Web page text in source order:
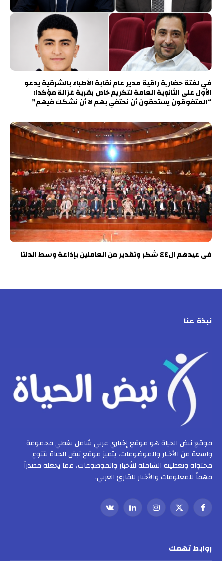
في لفتة حضارية راقية مدير عام نقابة الأطباء بالشرقية يدعو
الأول على الثانوية العامة لتكريم خاص بقرية غزالة مؤكدا:
“المتفوقون يستحقون أن نحتفي بهم لا أن نشكك فيهم”
فى عيدهم ال٤٤ شكر وتقدير من العاملين بإذاعة وسط الدلتا
نبذة عنا
موقع نبض الحياة هو موقع إخباري عربي شامل يغطي مجموعة
واسعة من الأخبار والموضوعات، يتميز موقع نبض الحياة بتنوع
محتواه وتغطيته الشاملة للأخبار والموضوعات، مما يجعله مصدراً
مهماً للمعلومات والأخبار للقارئ العربي.
فيسبوك
X
الانستغراملينكدإنVKontakte
روابط تهمك